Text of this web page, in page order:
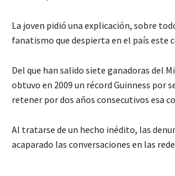
La joven pidió una explicación, sobre
fanatismo que despierta en el país este
Del que han salido siete ganadoras del
obtuvo en 2009 un récord Guinness por
retener por dos años consecutivos esa
Al tratarse de un hecho inédito, las
acaparado las conversaciones en las